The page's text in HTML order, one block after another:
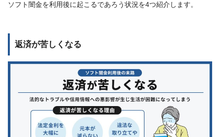
ソフト闇金を利用後に起こるであろう状況を4つ紹介します。
返済が苦しくなる